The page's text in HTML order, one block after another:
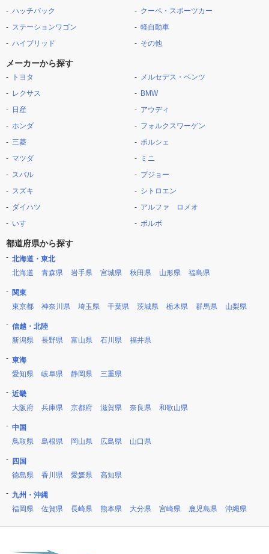
ハッチバック
ステーションワゴン
ハイブリッド
クーペ・スポーツカー
軽自動車
その他
メーカーから探す
トヨタ
レクサス
日産
ホンダ
三菱
マツダ
スバル
スズキ
ダイハツ
いすゞ
メルセデス・ベンツ
BMW
アウディ
フォルクスワーゲン
ポルシェ
ミニ
プジョー
シトロエン
アルファ ロメオ
ボルボ
都道府県から探す
北海道・東北
北海道
青森県 岩手県 宮城県 秋田県 山形県 福島県
関東
東京都
神奈川県 埼玉県 千葉県 茨城県 栃木県 群馬県 山梨県
信越・北陸
新潟県
長野県 富山県 石川県 福井県
東海
愛知県
岐阜県 静岡県 三重県
近畿
大阪府
兵庫県 京都府 滋賀県 奈良県 和歌山県
中国
鳥取県
島根県 岡山県 広島県 山口県
四国
徳島県
香川県 愛媛県 高知県
九州・沖縄
福岡県
佐賀県 長崎県 熊本県 大分県 宮崎県 鹿児島県 沖縄県